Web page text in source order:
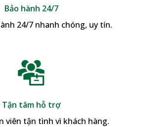
Bảo hành 24/7
24/7 nhanh chóng, uy tín.
Tận tâm hỗ trợ
viên tận tình vì khách hàng.